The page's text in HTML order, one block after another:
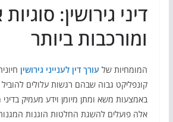
דיני גירושין:
ומורכבות ביותר
המומחיות של עורך דין לענייני גירושין
קונפליקט גבוה שבהם רגשות עלולים
באמצעות משא ומתן מיומן וידע מעמיק
אלה פועלים להשגת החלטות הוגנות המגנות